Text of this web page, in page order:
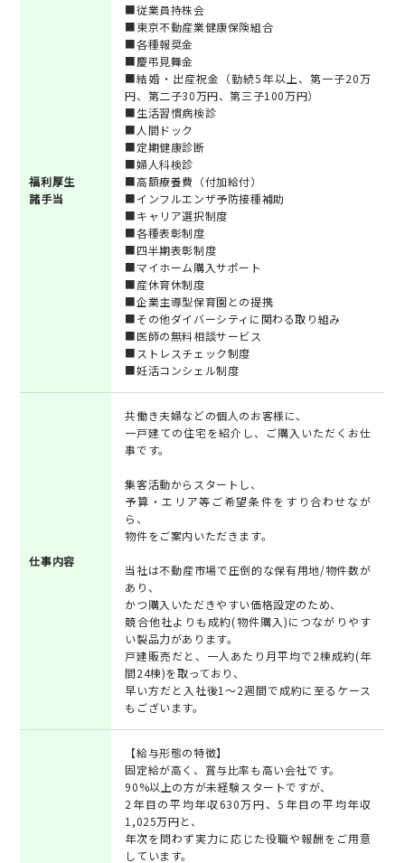
福利厚生
諸手当
■従業員持株会
■東京不動産業健康保険組合
■各種報奨金
■慶弔見舞金
■結婚・出産祝金（勤続5年以上、第一子20万
円、第二子30万円、第三子100万円）
■生活習慣病検診
■人間ドック
■定期健康診断
■婦人科検診
■高額療養費（付加給付）
■インフルエンザ予防接種補助
■キャリア選択制度
■各種表彰制度
■四半期表彰制度
■マイホーム購入サポート
■産休育休制度
■企業主導型保育園との提携
■その他ダイバーシティに関わる取り組み
■医師の無料相談サービス
■ストレスチェック制度
■妊活コンシェル制度
仕事内容
共働き夫婦などの個人のお客様に、
一戸建ての住宅を紹介し、ご購入いただくお仕
事です。
集客活動からスタートし、
予算・エリア等ご希望条件をすり合わせなが
ら、
物件をご案内いただきます。
当社は不動産市場で圧倒的な保有用地/物件数が
あり、
かつ購入いただきやすい価格設定のため、
競合他社よりも成約(物件購入)につながりやす
い製品力があります。
戸建販売だと、一人あたり月平均で2棟成約(年
間24棟)を取っており、
早い方だと入社後1～2週間で成約に至るケース
もございます。
【給与形態の特徴】
固定給が高く、賞与比率も高い会社です。
90%以上の方が未経験スタートですが、
2年目の平均年収630万円、5年目の平均年収
1,025万円と、
年次を問わず実力に応じた役職や報酬をご用意
しています。